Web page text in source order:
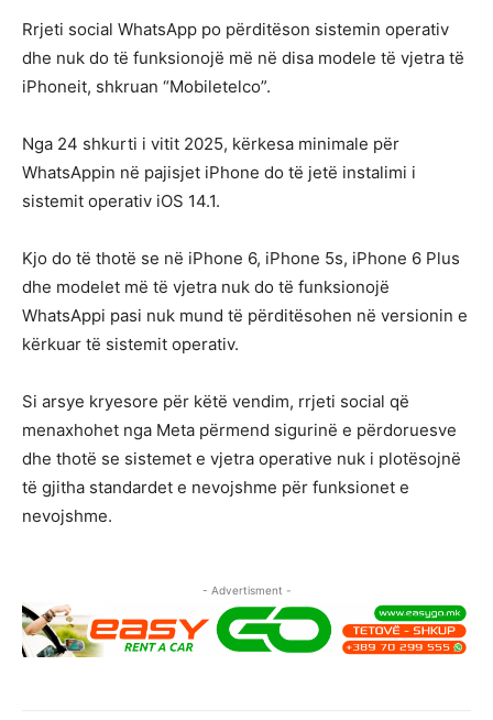
Rrjeti social WhatsApp po përditëson sistemin operativ
dhe nuk do të funksionojë më në disa modele të vjetra të
iPhoneit, shkruan “Mobiletelco”.
Nga 24 shkurti i vitit 2025, kërkesa minimale për
WhatsAppin në pajisjet iPhone do të jetë instalimi i
sistemit operativ iOS 14.1.
Kjo do të thotë se në iPhone 6, iPhone 5s, iPhone 6 Plus
dhe modelet më të vjetra nuk do të funksionojë
WhatsAppi pasi nuk mund të përditësohen në versionin e
kërkuar të sistemit operativ.
Si arsye kryesore për këtë vendim, rrjeti social që
menaxhohet nga Meta përmend sigurinë e përdoruesve
dhe thotë se sistemet e vjetra operative nuk i plotësojnë
të gjitha standardet e nevojshme për funksionet e
nevojshme.
- Advertisment -